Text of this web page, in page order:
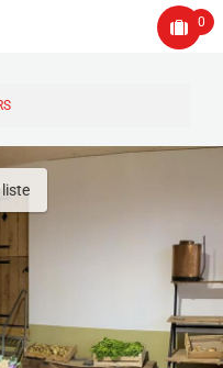
0
liste